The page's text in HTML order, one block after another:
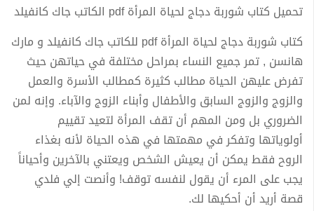
تحميل كتاب شوربة دجاج لحياة المرأة pdf الكاتب جاك كانفيلد
كتاب شوربة دجاج لحياة المرأة pdf للكاتب جاك كانفيلد و مارك
هانسن , تمر جميع النساء بمراحل مختلفة في حياتهن حيث
تفرض عليهن الحياة مطالب كثيرة كمطالب الأسرة والعمل
والزوج والزوج السابق والأطفال وأبناء الزوج والآباء. وإنه لمن
الضروري بل ومن المهم أن تقف المرأة لتعيد تقييم
أولوياتها وتفكر في مهمتها في هذه الحياة لأنه بغذاء
الروح فقط يمكن أن يعيش الشخص ويعتني بالآخرين وأحياناً
يجب على المرء أن يقول لنفسه توقف! وأنصت إلي فلدي
قصة أريد أن أحكيها لك.